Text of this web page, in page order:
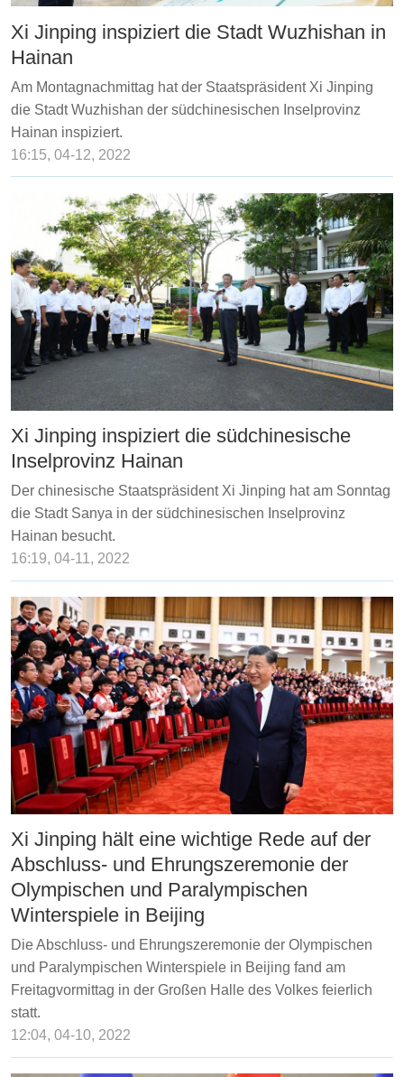
Xi Jinping inspiziert die Stadt Wuzhishan in
Hainan
Am Montagnachmittag hat der Staatspräsident Xi Jinping
die Stadt Wuzhishan der südchinesischen Inselprovinz
Hainan inspiziert.
16:15, 04-12, 2022
Xi Jinping inspiziert die südchinesische
Inselprovinz Hainan
Der chinesische Staatspräsident Xi Jinping hat am Sonntag
die Stadt Sanya in der südchinesischen Inselprovinz
Hainan besucht.
16:19, 04-11, 2022
Xi Jinping hält eine wichtige Rede auf der
Abschluss- und Ehrungszeremonie der
Olympischen und Paralympischen
Winterspiele in Beijing
Die Abschluss- und Ehrungszeremonie der Olympischen
und Paralympischen Winterspiele in Beijing fand am
Freitagvormittag in der Großen Halle des Volkes feierlich
statt.
12:04, 04-10, 2022